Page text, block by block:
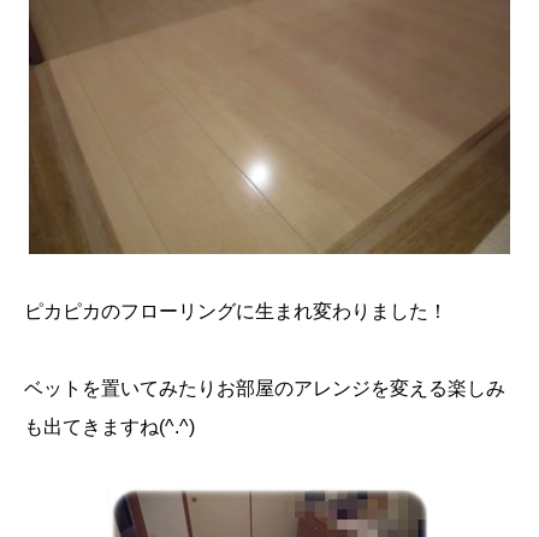
ピカピカのフローリングに生まれ変わりました！
ベットを置いてみたりお部屋のアレンジを変える楽しみ
も出てきますね(^.^)